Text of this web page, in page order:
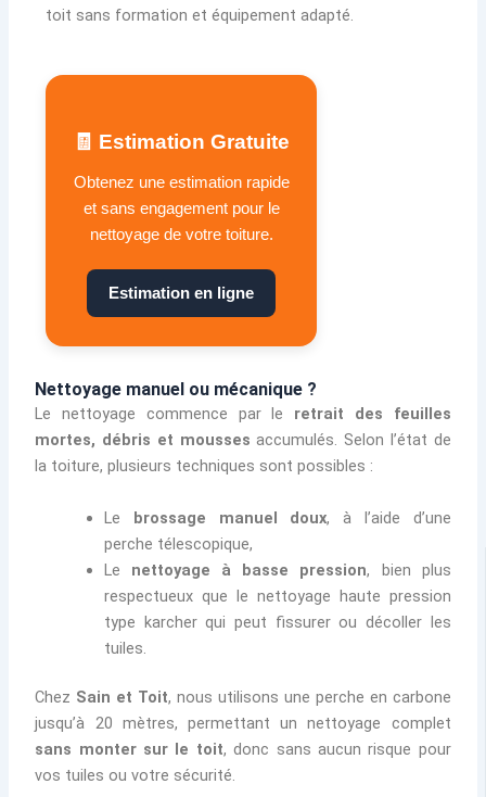
🧾 Estimation Gratuite
Obtenez une estimation rapide
et sans engagement pour le
nettoyage de votre toiture.
Estimation en ligne
toit sans formation et équipement adapté.
Nettoyage manuel ou mécanique ?
Le nettoyage commence par le retrait des feuilles
mortes, débris et mousses accumulés. Selon l’état de
la toiture, plusieurs techniques sont possibles :
Le brossage manuel doux, à l’aide d’une
perche télescopique,
Le nettoyage à basse pression, bien plus
respectueux que le nettoyage haute pression
type karcher qui peut fissurer ou décoller les
tuiles.
Chez Sain et Toit, nous utilisons une perche en carbone
jusqu’à 20 mètres, permettant un nettoyage complet
sans monter sur le toit, donc sans aucun risque pour
vos tuiles ou votre sécurité.